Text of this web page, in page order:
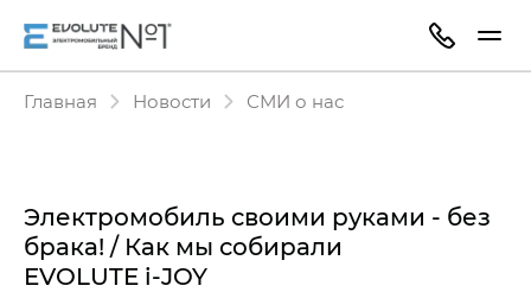
Главная Новости СМИ о нас
Электромобиль своими руками - без
брака! / Как мы собирали
EVOLUTE i‑JOY